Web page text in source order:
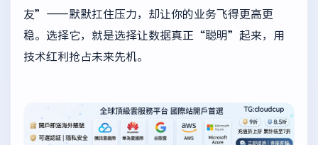
友”——默默扛住压力，却让你的业务飞得更高更
稳。选择它，就是选择让数据真正“聪明”起来，用
技术红利抢占未来先机。